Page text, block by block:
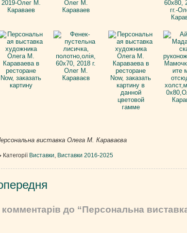
виставка Олега М. Караваєва
Категорії Виставки, Виставки 2016-2025
комментарів до “Персональна